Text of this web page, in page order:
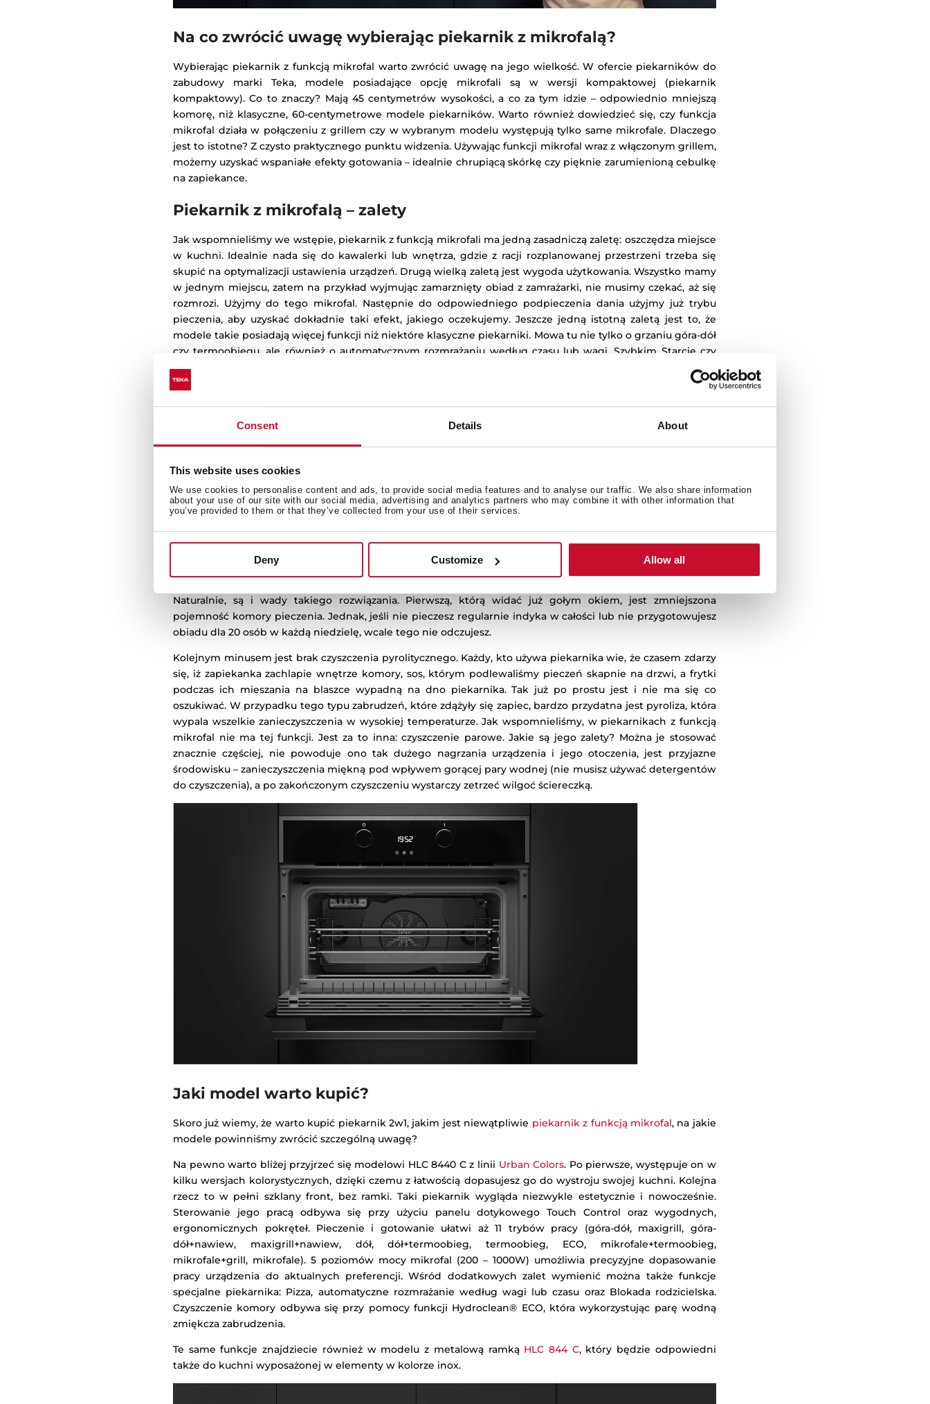
Consent Details About
This website uses cookies
We use cookies to personalise content and ads, to provide social media features and to analyse our traffic. We also share information
about your use of our site with our social media, advertising and analytics partners who may combine it with other information that
you’ve provided to them or that they’ve collected from your use of their services.
Deny Customize Allow all
Na co zwrócić uwagę wybierając piekarnik z mikrofalą?
Wybierając piekarnik z funkcją mikrofal warto zwrócić uwagę na jego wielkość. W ofercie piekarników do
zabudowy marki Teka, modele posiadające opcję mikrofali są w wersji kompaktowej (piekarnik
kompaktowy). Co to znaczy? Mają 45 centymetrów wysokości, a co za tym idzie – odpowiednio mniejszą
komorę, niż klasyczne, 60-centymetrowe modele piekarników. Warto również dowiedzieć się, czy funkcja
mikrofal działa w połączeniu z grillem czy w wybranym modelu występują tylko same mikrofale. Dlaczego
jest to istotne? Z czysto praktycznego punktu widzenia. Używając funkcji mikrofal wraz z włączonym grillem,
możemy uzyskać wspaniałe efekty gotowania – idealnie chrupiącą skórkę czy pięknie zarumienioną cebulkę
na zapiekance.
Piekarnik z mikrofalą – zalety
Jak wspomnieliśmy we wstępie, piekarnik z funkcją mikrofali ma jedną zasadniczą zaletę: oszczędza miejsce
w kuchni. Idealnie nada się do kawalerki lub wnętrza, gdzie z racji rozplanowanej przestrzeni trzeba się
skupić na optymalizacji ustawienia urządzeń. Drugą wielką zaletą jest wygoda użytkowania. Wszystko mamy
w jednym miejscu, zatem na przykład wyjmując zamarznięty obiad z zamrażarki, nie musimy czekać, aż się
rozmrozi. Użyjmy do tego mikrofal. Następnie do odpowiedniego podpieczenia dania użyjmy już trybu
pieczenia, aby uzyskać dokładnie taki efekt, jakiego oczekujemy. Jeszcze jedną istotną zaletą jest to, że
modele takie posiadają więcej funkcji niż niektóre klasyczne piekarniki. Mowa tu nie tylko o grzaniu góra-dół
czy termoobiegu, ale również o automatycznym rozmrażaniu według czasu lub wagi, Szybkim Starcie czy
opiekaniu Mikrofale + Grill. To, jak te funkcje będą wykorzystane, zależy wyłącznie od inwencji użytkownika
takiego urządzenia. Możliwości jest naprawdę bardzo wiele.
Wady piekarnika z funkcją mikrofal
Naturalnie, są i wady takiego rozwiązania. Pierwszą, którą widać już gołym okiem, jest zmniejszona
pojemność komory pieczenia. Jednak, jeśli nie pieczesz regularnie indyka w całości lub nie przygotowujesz
obiadu dla 20 osób w każdą niedzielę, wcale tego nie odczujesz.
Kolejnym minusem jest brak czyszczenia pyrolitycznego. Każdy, kto używa piekarnika wie, że czasem zdarzy
się, iż zapiekanka zachlapie wnętrze komory, sos, którym podlewaliśmy pieczeń skapnie na drzwi, a frytki
podczas ich mieszania na blaszce wypadną na dno piekarnika. Tak już po prostu jest i nie ma się co
oszukiwać. W przypadku tego typu zabrudzeń, które zdążyły się zapiec, bardzo przydatna jest pyroliza, która
wypala wszelkie zanieczyszczenia w wysokiej temperaturze. Jak wspomnieliśmy, w piekarnikach z funkcją
mikrofal nie ma tej funkcji. Jest za to inna: czyszczenie parowe. Jakie są jego zalety? Można je stosować
znacznie częściej, nie powoduje ono tak dużego nagrzania urządzenia i jego otoczenia, jest przyjazne
środowisku – zanieczyszczenia miękną pod wpływem gorącej pary wodnej (nie musisz używać detergentów
do czyszczenia), a po zakończonym czyszczeniu wystarczy zetrzeć wilgoć ściereczką.
Jaki model warto kupić?
Skoro już wiemy, że warto kupić piekarnik 2w1, jakim jest niewątpliwie piekarnik z funkcją mikrofal, na jakie
modele powinniśmy zwrócić szczególną uwagę?
Na pewno warto bliżej przyjrzeć się modelowi HLC 8440 C z linii Urban Colors. Po pierwsze, występuje on w
kilku wersjach kolorystycznych, dzięki czemu z łatwością dopasujesz go do wystroju swojej kuchni. Kolejna
rzecz to w pełni szklany front, bez ramki. Taki piekarnik wygląda niezwykle estetycznie i nowocześnie.
Sterowanie jego pracą odbywa się przy użyciu panelu dotykowego Touch Control oraz wygodnych,
ergonomicznych pokręteł. Pieczenie i gotowanie ułatwi aż 11 trybów pracy (góra-dół, maxigrill, góra-
dół+nawiew, maxigrill+nawiew, dół, dół+termoobieg, termoobieg, ECO, mikrofale+termoobieg,
mikrofale+grill, mikrofale). 5 poziomów mocy mikrofal (200 – 1000W) umożliwia precyzyjne dopasowanie
pracy urządzenia do aktualnych preferencji. Wśród dodatkowych zalet wymienić można także funkcje
specjalne piekarnika: Pizza, automatyczne rozmrażanie według wagi lub czasu oraz Blokada rodzicielska.
Czyszczenie komory odbywa się przy pomocy funkcji Hydroclean® ECO, która wykorzystując parę wodną
zmiękcza zabrudzenia.
Te same funkcje znajdziecie również w modelu z metalową ramkąHLC 844 C, który będzie odpowiedni
także do kuchni wyposażonej w elementy w kolorze inox.